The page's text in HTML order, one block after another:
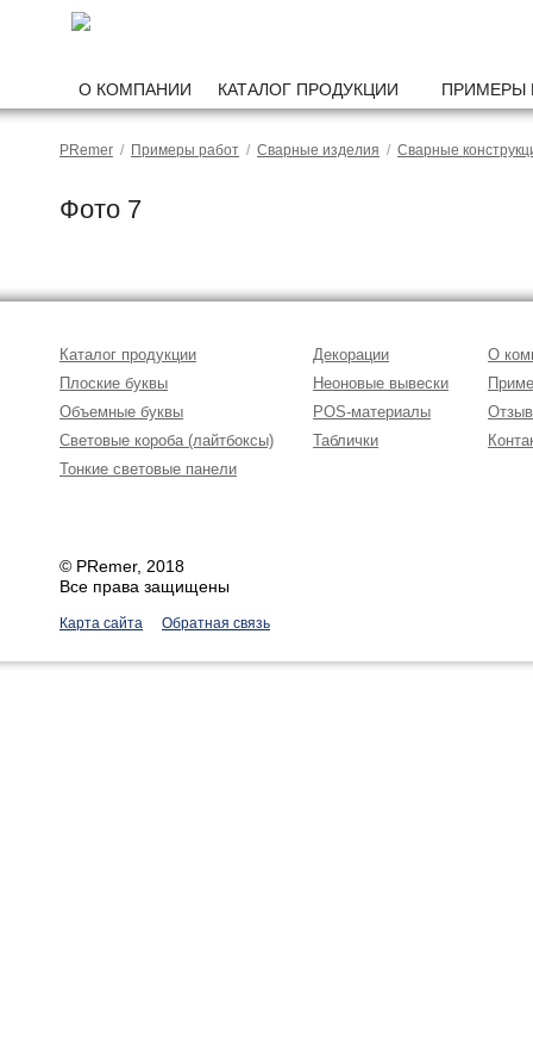
О КОМПАНИИ КАТАЛОГ ПРОДУКЦИИ ПРИМЕРЫ
PRemer / Примеры работ / Сварные изделия / Сварные
Фото 7
Каталог продукции
Плоские буквы
Объемные буквы
Световые короба (лайтбоксы)
Тонкие световые панели
Декорации
Неоновые вывески
POS-материалы
Таблички
О
© PRemer, 2018
Все права защищены
Карта сайта Обратная связь